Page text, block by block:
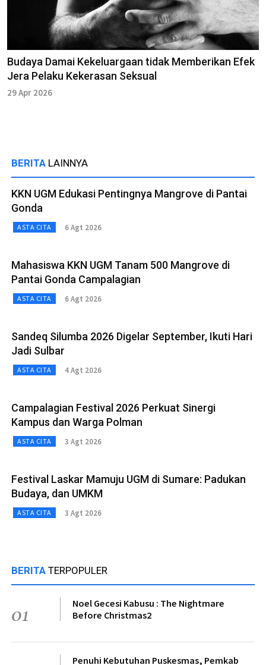
Budaya Damai Kekeluargaan tidak Memberikan Efek
Jera Pelaku Kekerasan Seksual
29 Apr 2026
BERITA LAINNYA
KKN UGM Edukasi Pentingnya Mangrove di Pantai
Gonda
ASTA CITA 6 Agt 2026
Mahasiswa KKN UGM Tanam 500 Mangrove di
Pantai Gonda Campalagian
ASTA CITA 6 Agt 2026
Sandeq Silumba 2026 Digelar September, Ikuti Hari
Jadi Sulbar
ASTA CITA 4 Agt 2026
Campalagian Festival 2026 Perkuat Sinergi
Kampus dan Warga Polman
ASTA CITA 3 Agt 2026
Festival Laskar Mamuju UGM di Sumare: Padukan
Budaya, dan UMKM
ASTA CITA 3 Agt 2026
BERITA TERPOPULER
01
Noel Gecesi Kabusu : The Nightmare
Before Christmas2
Penuhi Kebutuhan Puskesmas, Pemkab